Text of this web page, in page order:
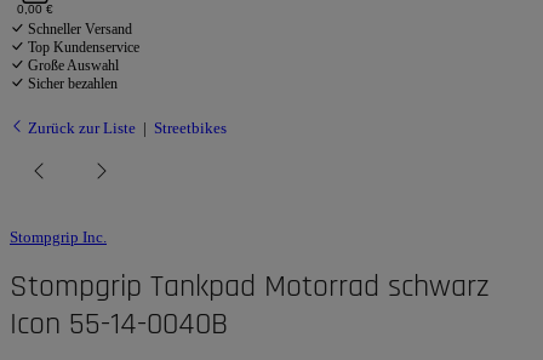
0,00 €
Schneller Versand
Top Kundenservice
Große Auswahl
Sicher bezahlen
Zurück zur Liste Streetbikes
Stompgrip Inc.
Stompgrip Tankpad Motorrad schwarz
Icon 55-14-0040B